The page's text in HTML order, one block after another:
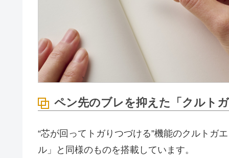
ペン先のブレを抑えた「クルト
“芯が回ってトガりつづける”機能のクルトガ
ル」と同様のものを搭載しています。